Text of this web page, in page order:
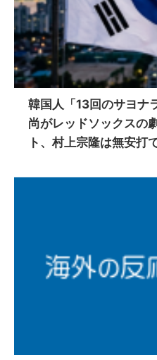
韓国人「13回のサヨナ
尚がレッドソックスの
ト、村上宗隆は無安打